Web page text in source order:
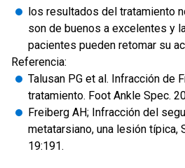
los resultados del tratamiento
son de buenos a excelentes y
pacientes pueden retomar su
Referencia:
Talusan PG et al. Infracción de
tratamiento. Foot Ankle Spec.
Freiberg AH; Infracción del
metatarsiano, una lesión típica,
19:191.